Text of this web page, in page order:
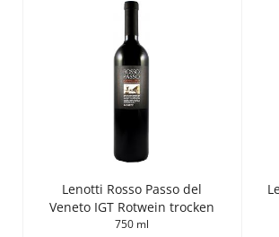
Lenotti Rosso Passo del
Veneto IGT Rotwein trocken
750 ml